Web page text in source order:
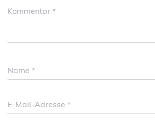
Kommentar *
Name *
E-Mail-Adresse *